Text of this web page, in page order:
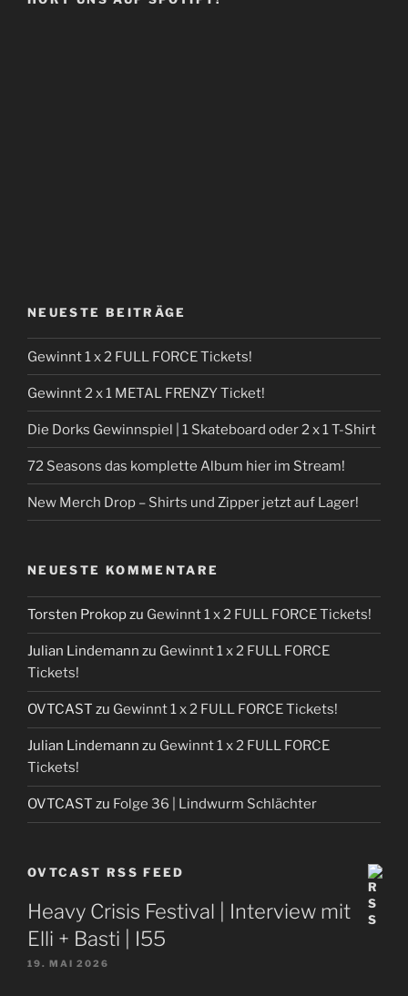
NEUESTE BEITRÄGE
Gewinnt 1 x 2 FULL FORCE Tickets!
Gewinnt 2 x 1 METAL FRENZY Ticket!
Die Dorks Gewinnspiel | 1 Skateboard oder 2 x 1 T-Shirt
72 Seasons das komplette Album hier im Stream!
New Merch Drop – Shirts und Zipper jetzt auf Lager!
NEUESTE KOMMENTARE
Torsten Prokopzu Gewinnt 1 x 2 FULL FORCE Tickets!
Julian Lindemann zu Gewinnt 1 x 2 FULL FORCE
Tickets!
OVTCAST zu Gewinnt 1 x 2 FULL FORCE Tickets!
Julian Lindemann zu Gewinnt 1 x 2 FULL FORCE
Tickets!
OVTCAST zu Folge 36 | Lindwurm Schlächter
OVTCAST RSS FEED
Heavy Crisis Festival | Interview mit
Elli + Basti | I55
19. MAI 2026